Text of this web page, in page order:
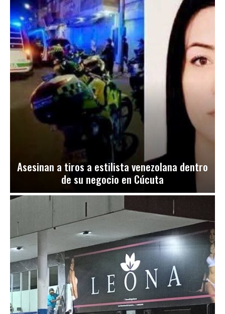
Asesinan a tiros a estilista venezolana dentro
de su negocio en Cúcuta